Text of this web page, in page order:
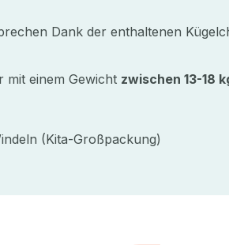
Dank der enthaltenen
mit einem Gewicht zwischen 13-18
(Kita-Großpackung)